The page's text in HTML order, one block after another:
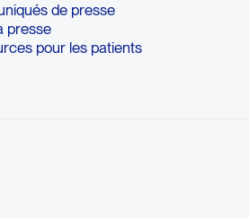
de presse
presse
pour les patients